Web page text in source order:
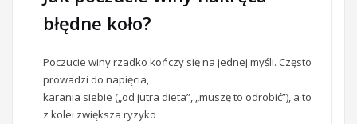
błędne koło?
Poczucie winy rzadko kończy się na jednej myśli. Często
prowadzi do napięcia,
karania siebie („od jutra dieta”, „muszę to odrobić”), a to
z kolei zwiększa ryzyko